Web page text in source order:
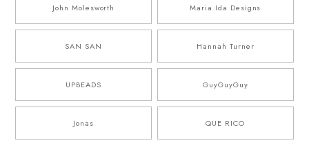
John Molesworth Maria Ida Designs
SAN SAN Hannah Turner
UPBEADS GuyGuyGuy
Jonas QUE RICO